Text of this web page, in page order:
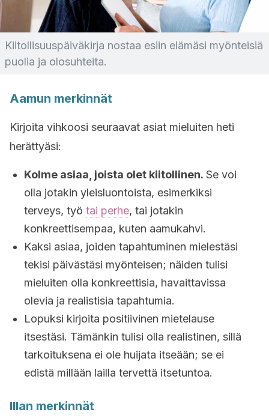
Kiitollisuuspäiväkirja nostaa esiin elämäsi myönteisiä
puolia ja olosuhteita.
Aamun merkinnät
Kirjoita vihkoosi seuraavat asiat mieluiten heti
herättyäsi:
Kolme asiaa, joista olet kiitollinen. Se voi
olla jotakin yleisluontoista, esimerkiksi
terveys, työ tai perhe, tai jotakin
konkreettisempaa, kuten aamukahvi.
Kaksi asiaa, joiden tapahtuminen mielestäsi
tekisi päivästäsi myönteisen; näiden tulisi
mieluiten olla konkreettisia, havaittavissa
olevia ja realistisia tapahtumia.
Lopuksi kirjoita positiivinen mietelause
itsestäsi. Tämänkin tulisi olla realistinen, sillä
tarkoituksena ei ole huijata itseään; se ei
edistä millään lailla tervettä itsetuntoa.
Illan merkinnät